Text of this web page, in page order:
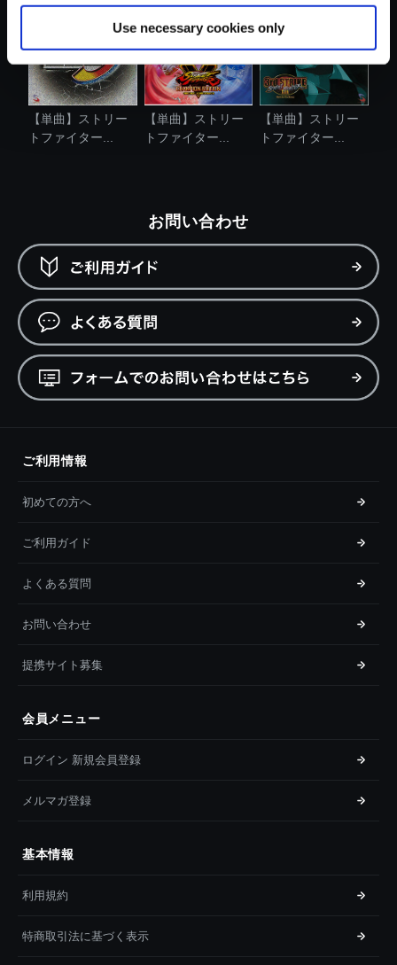
Use necessary cookies only
【単曲】ストリー
トファイター...
【単曲】ストリー
トファイター...
【単曲】ストリー
トファイター...
お問い合わせ
ご利用情報
初めての方へ
ご利用ガイド
よくある質問
お問い合わせ
提携サイト募集
会員メニュー
ログイン 新規会員登録
メルマガ登録
基本情報
利用規約
特商取引法に基づく表示